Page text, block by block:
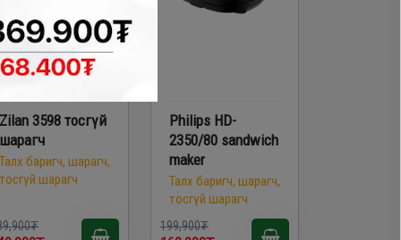
Zilan 3598 тосгүй
шарагч
Талх баригч, шарагч,
тосгүй шарагч
Philips HD-
2350/80 sandwich
maker
Талх баригч, шарагч,
тосгүй шарагч
199,900₮